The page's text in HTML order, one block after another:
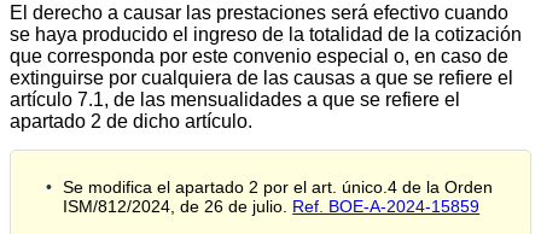
El derecho a causar las prestaciones será efectivo cuando
se haya producido el ingreso de la totalidad de la cotización
que corresponda por este convenio especial o, en caso de
extinguirse por cualquiera de las causas a que se refiere el
artículo 7.1, de las mensualidades a que se refiere el
apartado 2 de dicho artículo.
Se modifica el apartado 2 por el art. único.4 de la Orden
ISM/812/2024, de 26 de julio. Ref. BOE-A-2024-15859